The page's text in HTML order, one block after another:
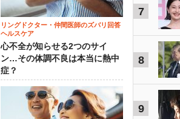
リングドクター・仲間医師のズバリ回答
ヘルスケア
心不全が知らせる2つのサイ
ン…その体調不良は本当に熱中
症？
7
8
9